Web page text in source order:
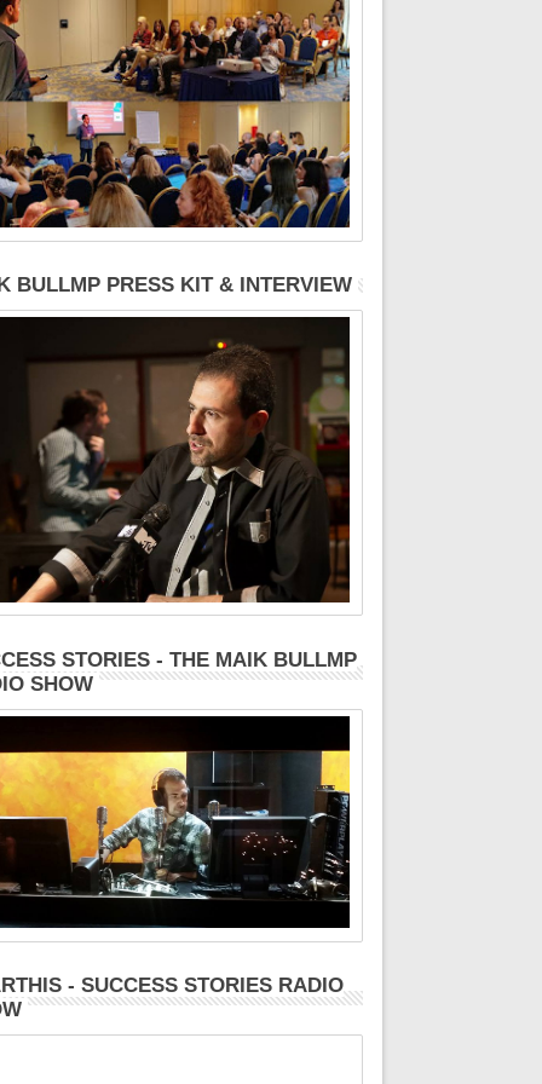
BULLMP PRESS KIT & INTERVIEW
STORIES - THE MAIK BULLMP
SHOW
- SUCCESS STORIES RADIO